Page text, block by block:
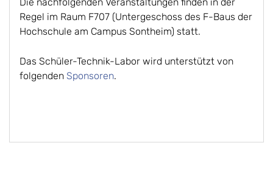
Regel im Raum F707 (Untergeschoss des F-Baus der
Hochschule am Campus Sontheim) statt.
Das Schüler-Technik-Labor wird unterstützt von
folgenden Sponsoren.